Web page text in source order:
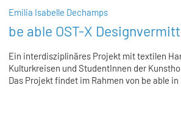
Emilia Isabelle Dechamps
be able OST-X
Ein interdisziplinäres Projekt mit textilen
Kulturkreisen und StudentInnen der
Das Projekt findet im Rahmen von be able